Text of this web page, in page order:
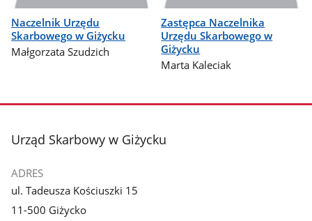
Naczelnik Urzędu
Skarbowego w Giżycku
Małgorzata Szudzich
Zastępca Naczelnika
Urzędu Skarbowego w
Giżycku
Marta Kaleciak
stopka
Urząd Skarbowy w Giżycku
ADRES
ul. Tadeusza Kościuszki 15
11-500 Giżycko